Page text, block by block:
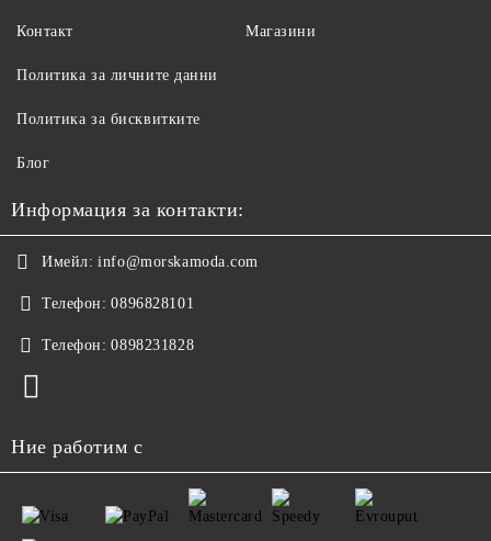
Контакт Магазини
Политика за личните данни
Политика за бисквитките
Блог
Информация за контакти:
Имейл: info@morskamoda.com
Телефон: 0896828101
Телефон: 0898231828
Ние работим с